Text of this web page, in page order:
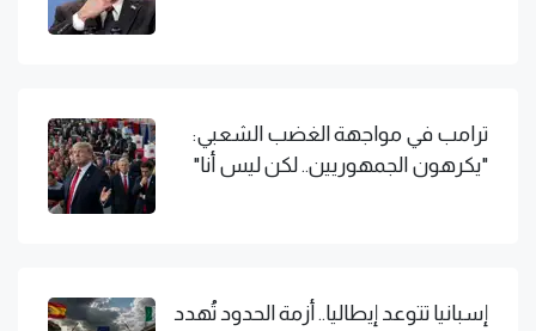
ترامب في مواجهة الغضب الشعبي:
"يكرهون الجمهوريين.. لكن ليس أنا"
إسبانيا تتوعد إيطاليا.. أزمة الحدود تُهدد